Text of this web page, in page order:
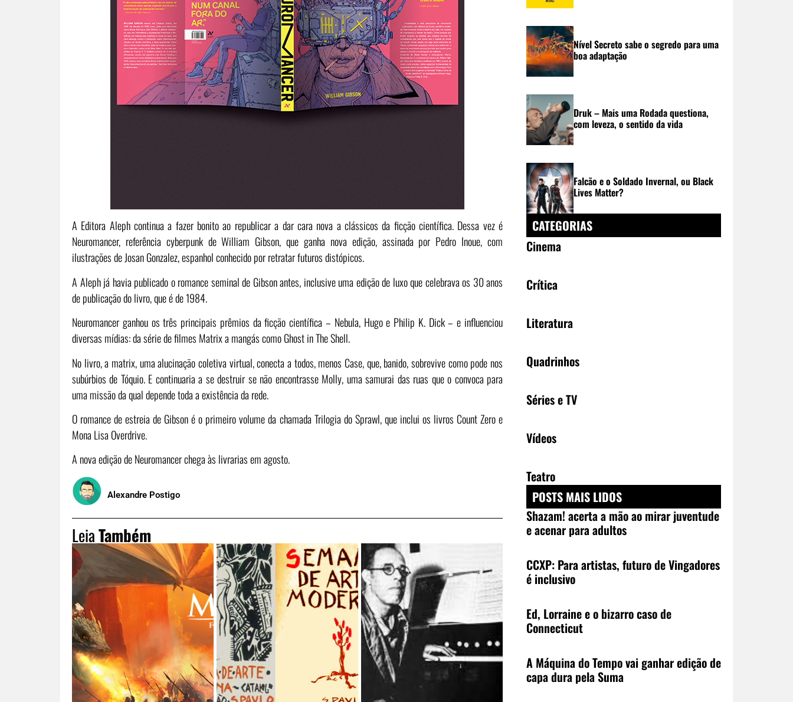
A Editora Aleph continua a fazer bonito ao republicar a dar cara nova a clássicos da ficção científica. Dessa vez é
Neuromancer, referência cyberpunk de William Gibson, que ganha nova edição, assinada por Pedro Inoue, com
ilustrações de Josan Gonzalez, espanhol conhecido por retratar futuros distópicos.
A Aleph já havia publicado o romance seminal de Gibson antes, inclusive uma edição de luxo que celebrava os 30 anos
de publicação do livro, que é de 1984.
Neuromancer ganhou os três principais prêmios da ficção científica – Nebula, Hugo e Philip K. Dick – e influenciou
diversas mídias: da série de filmes Matrix a mangás como Ghost in The Shell.
No livro, a matrix, uma alucinação coletiva virtual, conecta a todos, menos Case, que, banido, sobrevive como pode nos
subúrbios de Tóquio. E continuaria a se destruir se não encontrasse Molly, uma samurai das ruas que o convoca para
uma missão da qual depende toda a existência da rede. ​
O romance de estre​ia de Gibson é o primeiro volume da chamada Trilogia do Sprawl, que inclui os livros Count Zero e
Mona Lisa Overdrive.
A nova edição de Neuromancer chega às livrarias em agosto.
Alexandre Postigo
LeiaTambém
Nível Secreto sabe o segredo para uma
boa adaptação
Druk – Mais uma Rodada questiona,
com leveza, o sentido da vida
Falcão e o Soldado Invernal, ou Black
Lives Matter?
CATEGORIAS
Cinema
Crítica
Literatura
Quadrinhos
Séries e TV
Vídeos
Teatro
POSTS MAIS LIDOS
Shazam! acerta a mão ao mirar juventude
e acenar para adultos
CCXP: Para artistas, futuro de Vingadores
é inclusivo
Ed, Lorraine e o bizarro caso de
Connecticut
A Máquina do Tempo vai ganhar edição de
capa dura pela Suma